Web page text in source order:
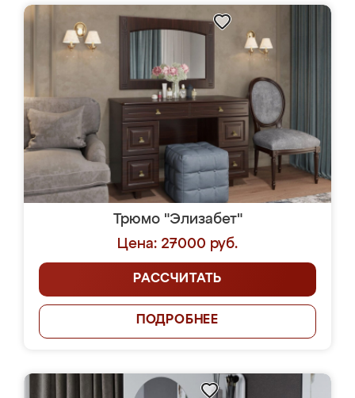
Трюмо "Элизабет"
Цена: 27000 руб.
РАССЧИТАТЬ
ПОДРОБНЕЕ